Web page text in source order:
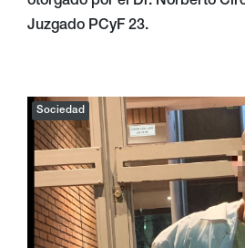
Juzgado PCyF 23.
Sociedad